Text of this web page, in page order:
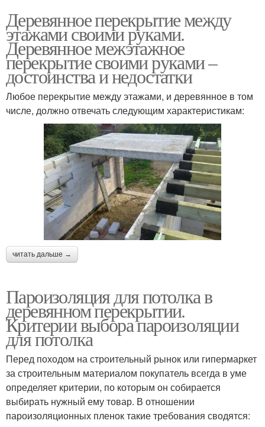
Деревянное перекрытие между
этажами своими руками.
Деревянное межэтажное
перекрытие своими руками –
достоинства и недостатки
Любое перекрытие между этажами, и деревянное в том
числе, должно отвечать следующим характеристикам:
читать дальше →
Пароизоляция для потолка в
деревянном перекрытии.
Критерии выбора пароизоляции
для потолка
Перед походом на строительный рынок или гипермаркет
за строительным материалом покупатель всегда в уме
определяет критерии, по которым он собирается
выбирать нужный ему товар. В отношении
пароизоляционных пленок такие требования сводятся: